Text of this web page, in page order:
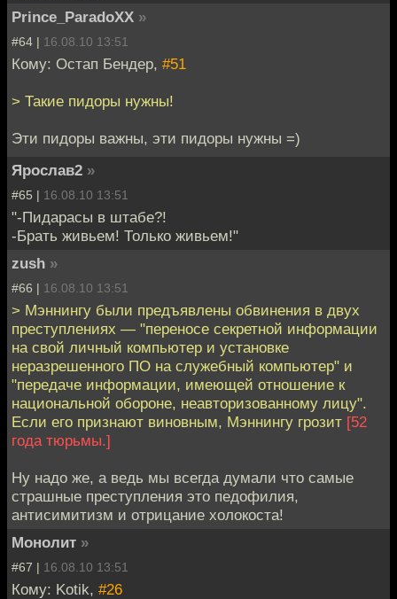
Prince_ParadoXX »
#64 | 16.08.10 13:51
Кому: Остап Бендер, #51
> Такие пидоры нужны!
Эти пидоры важны, эти пидоры нужны =)
Ярослав2 »
#65 | 16.08.10 13:51
"-Пидарасы в штабе?!
-Брать живьем! Только живьем!"
zush »
#66 | 16.08.10 13:51
> Мэннингу были предъявлены обвинения в двух
преступлениях — "переносе секретной информации
на свой личный компьютер и установке
неразрешенного ПО на служебный компьютер" и
"передаче информации, имеющей отношение к
национальной обороне, неавторизованному лицу".
Если его признают виновным, Мэннингу грозит [52
года тюрьмы.]
Ну надо же, а ведь мы всегда думали что самые
страшные преступления это педофилия,
антисимитизм и отрицание холокоста!
Монолит »
#67 | 16.08.10 13:51
Кому: Kotik, #26